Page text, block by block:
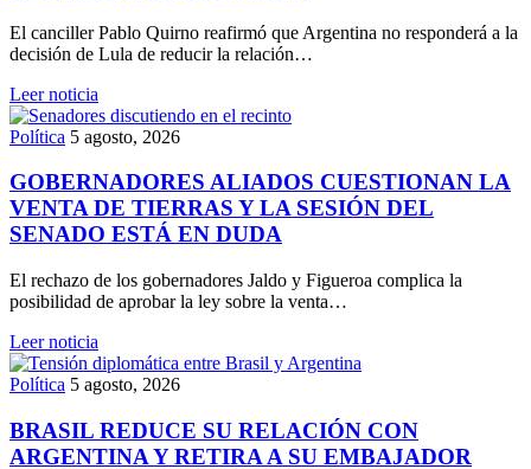
El canciller Pablo Quirno reafirmó que Argentina no responderá a la
decisión de Lula de reducir la relación…
Leer noticia
Política 5 agosto, 2026
GOBERNADORES ALIADOS CUESTIONAN LA
VENTA DE TIERRAS Y LA SESIÓN DEL
SENADO ESTÁ EN DUDA
El rechazo de los gobernadores Jaldo y Figueroa complica la
posibilidad de aprobar la ley sobre la venta…
Leer noticia
Política 5 agosto, 2026
BRASIL REDUCE SU RELACIÓN CON
ARGENTINA Y RETIRA A SU EMBAJADOR